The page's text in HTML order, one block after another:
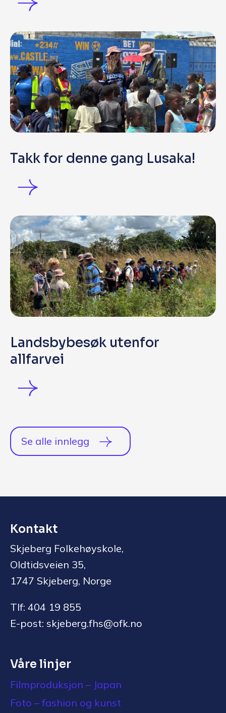
Takk for denne gang Lusaka!
Landsbybesøk utenfor
allfarvei
Se alle innlegg
Kontakt
Skjeberg Folkehøyskole,
Oldtidsveien 35,
1747 Skjeberg, Norge
Tlf: 404 19 855
E-post: skjeberg.fhs@ofk.no
Våre linjer
Filmproduksjon – Japan
Foto – fashion og kunst